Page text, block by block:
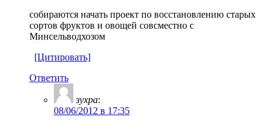
собираются начать проект по восстановлению старых
сортов фруктов и овощей совсместно с
Минсельводхозом
[Цитировать]
Ответить
зухра:
08/06/2012 в 17:35